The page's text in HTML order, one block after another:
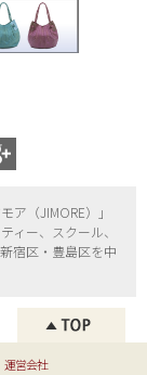
ア（JIMORE）」
ィー、
スクール、
宿区・ 豊島区を中
運営会社